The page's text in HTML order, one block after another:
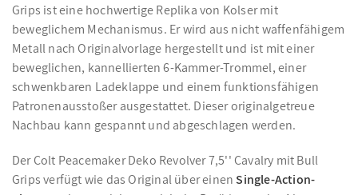
Grips ist eine hochwertige Replika von Kolser mit
beweglichem Mechanismus. Er wird aus nicht waffenfähigem
Metall nach Originalvorlage hergestellt und ist mit einer
beweglichen, kannellierten 6-Kammer-Trommel, einer
schwenkbaren Ladeklappe und einem funktionsfähigen
Patronenausstoßer ausgestattet. Dieser originalgetreue
Nachbau kann gespannt und abgeschlagen werden.
Der Colt Peacemaker Deko Revolver 7,5'' Cavalry mit Bull
Grips verfügt wie das Original über einenSingle-Action-